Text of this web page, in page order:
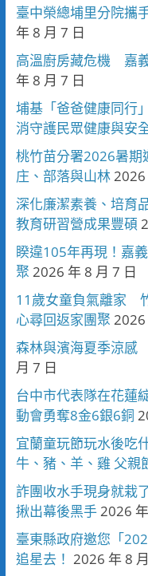
臺中榮總埔里分院
年 8 月 7 日
高溫廚房藏危機 嘉
年 8 月 7 日
埔基「爸爸健康同
消守護民眾健康與安
桃竹苗分署2026暑
庄、部落與山林2026
深化廉潔素養、培
教育研習營成果豐碩
睽違105年再現！嘉
聚 2026 年 8 月 7 日
11歲女童負氣離家
心尋回返家團聚 2026
森林與濱海夏季涼
月 7 日
台中市代表隊在花蓮
動會勇奪8金6銀6銅
宜蘭童玩節玩水後吃
牛、豬、羊、雞 父親
詐團收水手現身就栽
揪出幕後黑手2026
臺東縣政府邀您「
追星去！ 2026 年 8